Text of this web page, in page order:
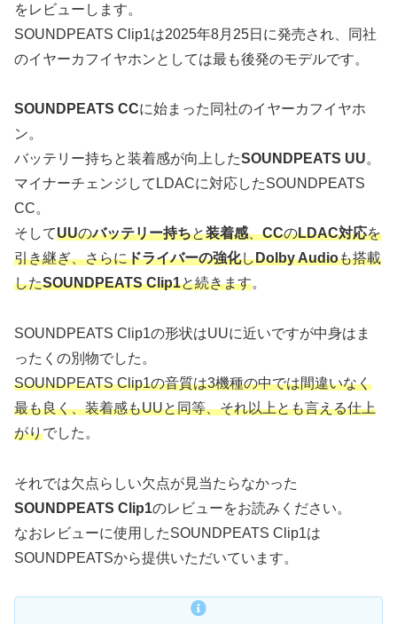
をレビューします。
SOUNDPEATS Clip1は2025年8月25日に発売され、同社
のイヤーカフイヤホンとしては最も後発のモデルです。
SOUNDPEATS CCに始まった同社のイヤーカフイヤホ
ン。
バッテリー持ちと装着感が向上したSOUNDPEATS UU。
マイナーチェンジしてLDACに対応したSOUNDPEATS
CC。
そしてUUのバッテリー持ちと装着感、CCのLDAC対応を
引き継ぎ、さらにドライバーの強化しDolby Audioも搭載
したSOUNDPEATS Clip1と続きます。
SOUNDPEATS Clip1の形状はUUに近いですが中身はま
ったくの別物でした。
SOUNDPEATS Clip1の音質は3機種の中では間違いなく
最も良く、装着感もUUと同等、それ以上とも言える仕上
がりでした。
それでは欠点らしい欠点が見当たらなかった
SOUNDPEATS Clip1のレビューをお読みください。
なおレビューに使用したSOUNDPEATS Clip1は
SOUNDPEATSから提供いただいています。